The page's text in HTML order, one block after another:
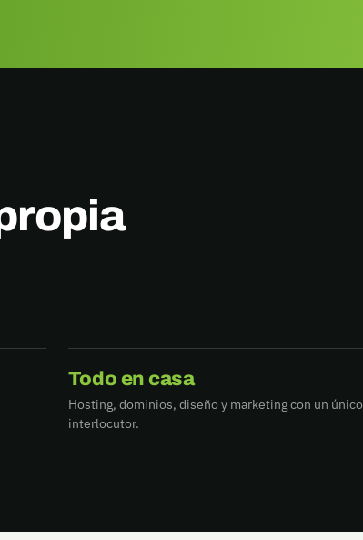
Todo en casa
Hosting, dominios, diseño y marketing con un único
interlocutor.